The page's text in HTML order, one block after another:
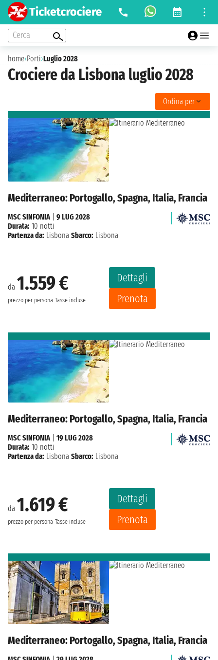
Cerca
home›Porti›Luglio 2028
Crociere da Lisbona luglio 2028
Ordina per
Mediterraneo: Portogallo, Spagna, Italia, Francia
da 1.559 €
prezzo per persona Tasse incluse
Dettagli
Prenota
MSC SINFONIA
9 LUG 2028
Durata: 10 notti
Partenza da: Lisbona Sbarco: Lisbona
Mediterraneo: Portogallo, Spagna, Italia, Francia
da 1.619 €
prezzo per persona Tasse incluse
Dettagli
Prenota
MSC SINFONIA| 19 LUG 2028
Durata: 10 notti
Partenza da: Lisbona Sbarco: Lisbona
Mediterraneo: Portogallo, Spagna, Italia, Francia